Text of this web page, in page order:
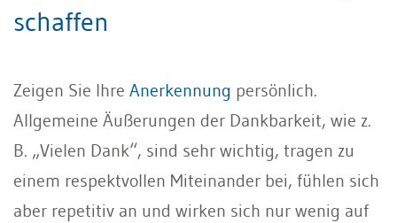
schaffen
Zeigen Sie Ihre Anerkennung persönlich.
Allgemeine Äußerungen der Dankbarkeit, wie z.
B. „Vielen Dank“, sind sehr wichtig, tragen zu
einem respektvollen Miteinander bei, fühlen sich
aber repetitiv an und wirken sich nur wenig auf